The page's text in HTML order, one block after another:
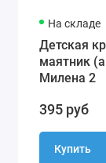
На складе
Детская
маятник
Милена 2
395 руб
Купить